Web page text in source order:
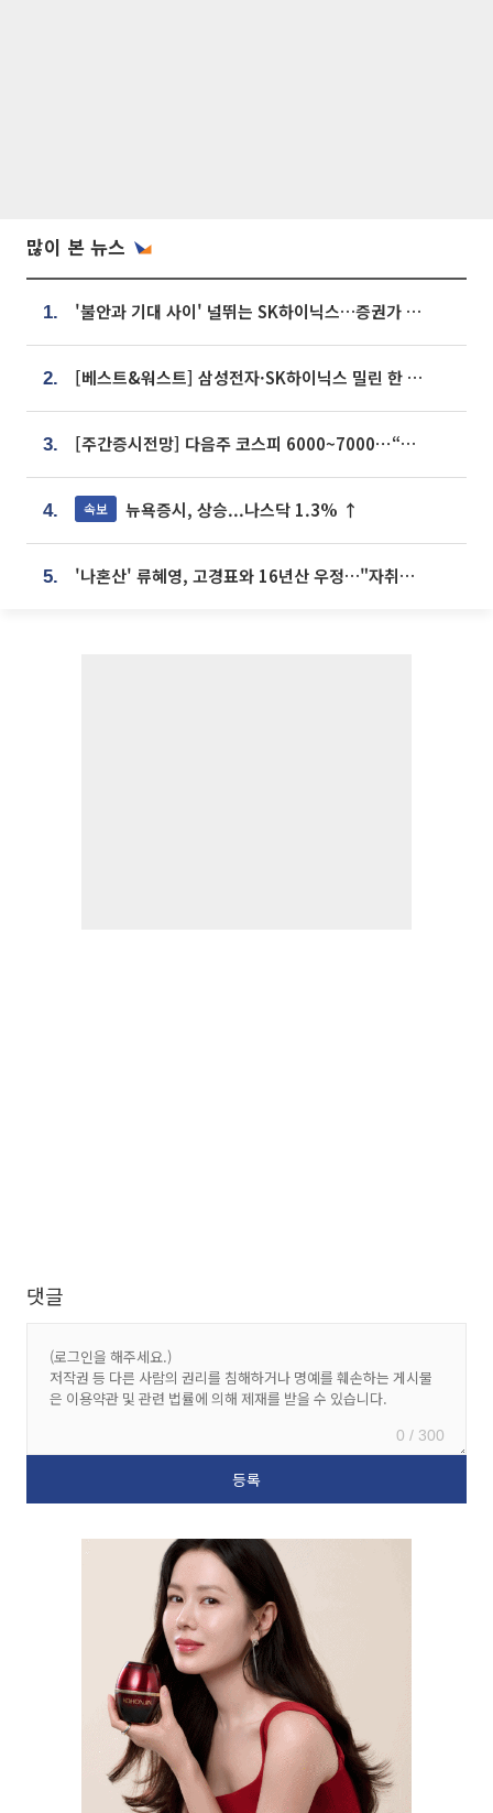
많이 본 뉴스
1. '불안과 기대 사이' 널뛰는 SK하이닉스…증권가 "HBM4·LTA 기반 펀터멘털 견고"
2. [베스트&워스트] 삼성전자·SK하이닉스 밀린 한 주…상상인증권은 85% 급등
3. [주간증시전망] 다음주 코스피 6000~7000⋯“外人 수급은 정책이 변수”
4. 속보 뉴욕증시, 상승...나스닥 1.3% ↑
5. '나혼산' 류혜영, 고경표와 16년산 우정…"자취방서 부모님과 마주쳐"
댓글
0 / 300